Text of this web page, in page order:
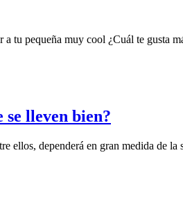
tu pequeña muy cool ¿Cuál te gusta
se lleven bien?
ellos, dependerá en gran medida de